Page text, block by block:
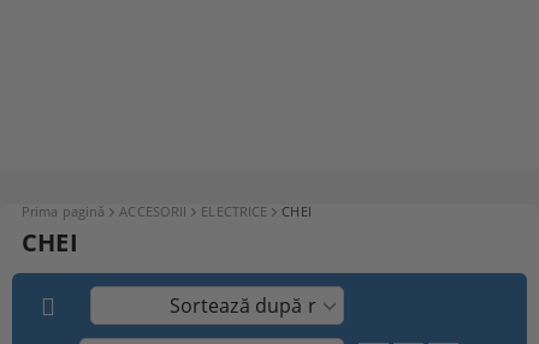
Prima pagină ACCESORII ELECTRICE CHEI
CHEI